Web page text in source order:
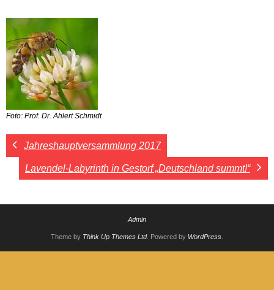
Foto: Prof. Dr. Ahlert Schmidt
Jahreshauptversammlung 2017
Lavendel-Labyrinth in Gestorf „Deutschland summt!“
Admin
Theme by Think Up Themes Ltd. Powered by WordPress